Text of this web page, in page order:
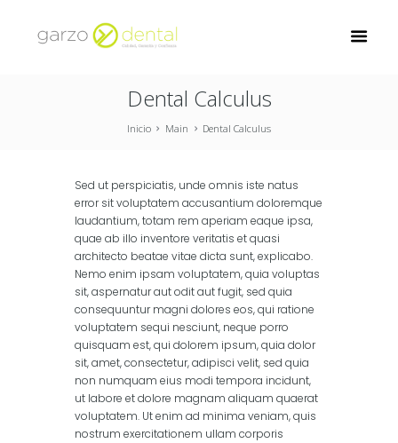
Dental Calculus
Inicio Main Dental Calculus
Sed ut perspiciatis, unde omnis iste natus
error sit voluptatem accusantium doloremque
laudantium, totam rem aperiam eaque ipsa,
quae ab illo inventore veritatis et quasi
architecto beatae vitae dicta sunt, explicabo.
Nemo enim ipsam voluptatem, quia voluptas
sit, aspernatur aut odit aut fugit, sed quia
consequuntur magni dolores eos, qui ratione
voluptatem sequi nesciunt, neque porro
quisquam est, qui dolorem ipsum, quia dolor
sit, amet, consectetur, adipisci velit, sed quia
non numquam eius modi tempora incidunt,
ut labore et dolore magnam aliquam quaerat
voluptatem. Ut enim ad minima veniam, quis
nostrum exercitationem ullam corporis